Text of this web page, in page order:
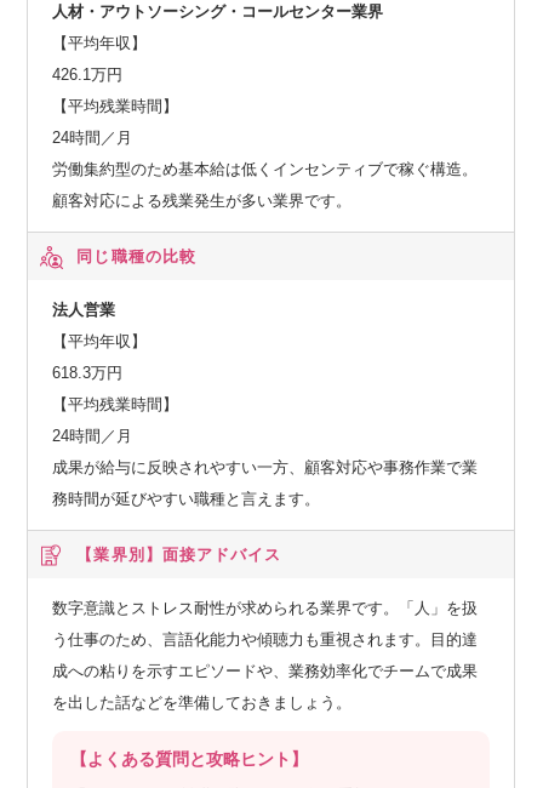
人材・アウトソーシング・コールセンター業界
【平均年収】
426.1万円
【平均残業時間】
24時間／月
労働集約型のため基本給は低くインセンティブで稼ぐ構造。
顧客対応による残業発生が多い業界です。
同じ職種の比較
法人営業
【平均年収】
618.3万円
【平均残業時間】
24時間／月
成果が給与に反映されやすい一方、顧客対応や事務作業で業
務時間が延びやすい職種と言えます。
【業界別】 面接アドバイス
数字意識とストレス耐性が求められる業界です。「人」を扱
う仕事のため、言語化能力や傾聴力も重視されます。目的達
成への粘りを示すエピソードや、業務効率化でチームで成果
を出した話などを準備しておきましょう。
【よくある質問と攻略ヒント】